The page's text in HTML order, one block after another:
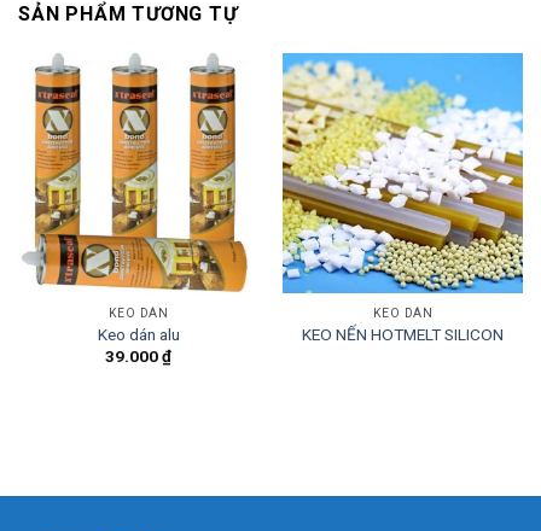
SẢN PHẨM TƯƠNG TỰ
KEO DÁN
Keo dán alu
39.000₫
KEO DÁN
KEO NẾN HOTMELT SILICON